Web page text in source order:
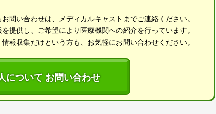
問い合わせは、メディカルキャストまでご連絡ください。
提供し、ご希望により医療機関への紹介を行っています。
報収集だけという方も、お気軽にお問い合わせください。
について お問い合わせ